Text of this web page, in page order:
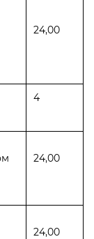
24,00
4
24,00
24,00